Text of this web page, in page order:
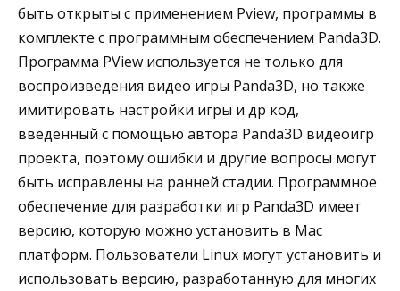
быть открыты с применением Pview, программы в
комплекте с программным обеспечением Panda3D.
Программа PView используется не только для
воспроизведения видео игры Panda3D, но также
имитировать настройки игры и др код,
введенный с помощью автора Panda3D видеоигр
проекта, поэтому ошибки и другие вопросы могут
быть исправлены на ранней стадии. Программное
обеспечение для разработки игр Panda3D имеет
версию, которую можно установить в Mac
платформ. Пользователи Linux могут установить и
использовать версию, разработанную для многих